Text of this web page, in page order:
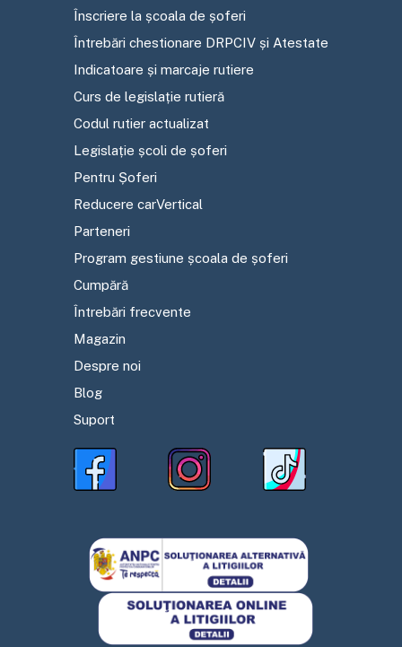
Înscriere la școala de șoferi
Întrebări chestionare DRPCIV și Atestate
Indicatoare și marcaje rutiere
Curs de legislație rutieră
Codul rutier actualizat
Legislație școli de șoferi
Pentru Șoferi
Reducere carVertical
Parteneri
Program gestiune școala de șoferi
Cumpără
Întrebări frecvente
Magazin
Despre noi
Blog
Suport